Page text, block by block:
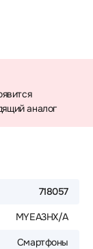
аналог
718057
MYEA3HX/A
Смартфоны